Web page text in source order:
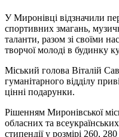
У Миронівці відзначили
спортивних змагань,
таланти, разом зі своїми
творчої молоді в будинку
Міський голова Віталій
гуманітарного відділу
цінні подарунки.
Рішенням Миронівської
обласних та
стипендії у розмірі 260,